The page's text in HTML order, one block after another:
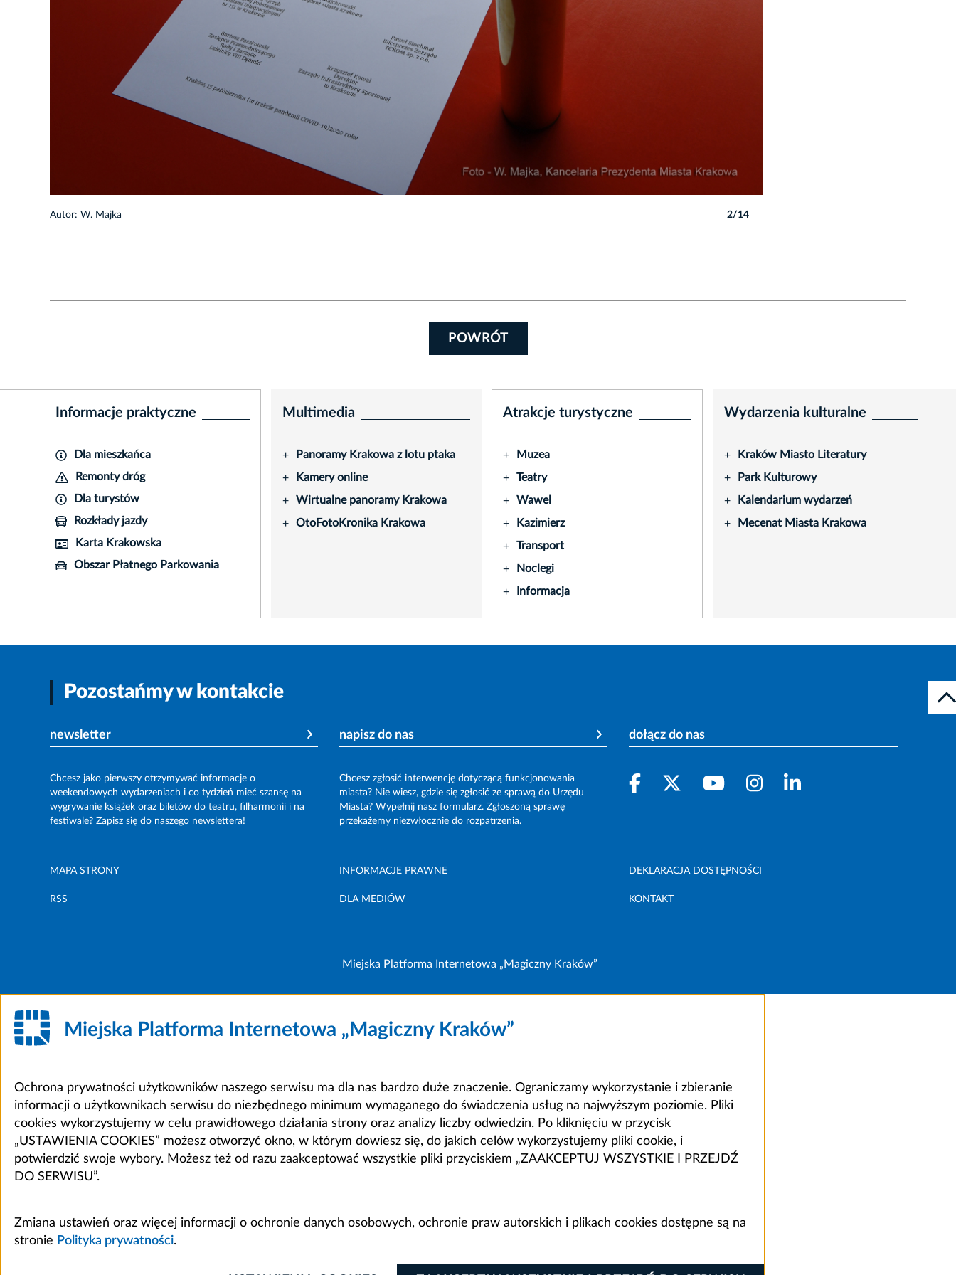
Autor: W. Majka 2/14
POWRÓT
Informacje praktyczne
Dla mieszkańca
Remonty dróg
Dla turystów
Rozkłady jazdy
Karta Krakowska
Obszar Płatnego Parkowania
Multimedia
+ Panoramy Krakowa z lotu ptaka
+ Kamery online
+ Wirtualne panoramy Krakowa
+ OtoFotoKronika Krakowa
Atrakcje turystyczne
+ Muzea
+ Teatry
+ Wawel
+ Kazimierz
+ Transport
+ Noclegi
+ Informacja
Wydarzenia kulturalne
+ Kraków Miasto Literatury
+ Park Kulturowy
+ Kalendarium wydarzeń
+ Mecenat Miasta Krakowa
Pozostańmy w kontakcie
newsletter
Chcesz jako pierwszy otrzymywać informacje o
weekendowych wydarzeniach i co tydzień mieć szansę na
wygrywanie książek oraz biletów do teatru, filharmonii i na
festiwale? Zapisz się do naszego newslettera!
napisz do nas
Chcesz zgłosić interwencję dotyczącą funkcjonowania
miasta? Nie wiesz, gdzie się zgłosić ze sprawą do Urzędu
Miasta? Wypełnij nasz formularz. Zgłoszoną sprawę
przekażemy niezwłocznie do rozpatrzenia.
dołącz do nas
MAPA STRONY INFORMACJE PRAWNE DEKLARACJA DOSTĘPNOŚCI
RSS DLA MEDIÓW KONTAKT
Miejska Platforma Internetowa „Magiczny Kraków”
Miejska Platforma Internetowa „Magiczny Kraków”
Ochrona prywatności użytkowników naszego serwisu ma dla nas bardzo duże znaczenie. Ograniczamy wykorzystanie i zbieranie
informacji o użytkownikach serwisu do niezbędnego minimum wymaganego do świadczenia usług na najwyższym poziomie. Pliki
cookies wykorzystujemy w celu prawidłowego działania strony oraz analizy liczby odwiedzin. Po kliknięciu w przycisk
„USTAWIENIA COOKIES” możesz otworzyć okno, w którym dowiesz się, do jakich celów wykorzystujemy pliki cookie, i
potwierdzić swoje wybory. Możesz też od razu zaakceptować wszystkie pliki przyciskiem „ZAAKCEPTUJ WSZYSTKIE I PRZEJDŹ
DO SERWISU”.
Zmiana ustawień oraz więcej informacji o ochronie danych osobowych, ochronie praw autorskich i plikach cookies dostępne są na
stronie Polityka prywatności.